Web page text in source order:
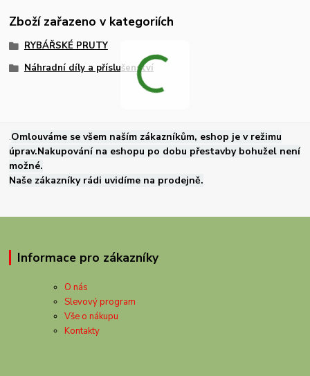
Zboží zařazeno v kategoriích
RYBÁŘSKÉ PRUTY
Náhradní díly a příslušenství
.Omlouváme se všem naším zákazníkům, eshop je v režimu
úprav.Nakupování na eshopu po dobu přestavby bohužel není
možné.
Naše zákazníky rádi uvidíme na prodejně.
Informace pro zákazníky
O nás
Slevový program
Vše o nákupu
Kontakty